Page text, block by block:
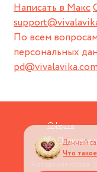
Написать в Макс
По всем
персональных
Оферта
Политика
Данный
Что